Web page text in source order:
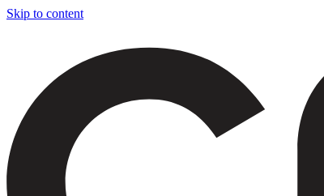
Skip to content